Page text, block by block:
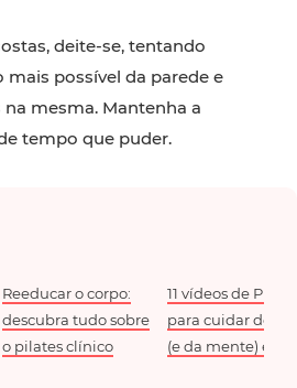
deite-se, tentando
mais possível da parede e
mesma. Mantenha a
tempo que puder.
Reeducar o corpo:
descubra tudo sobre
o pilates clínico
11 vídeos de
para cuidar do
(e da mente) em